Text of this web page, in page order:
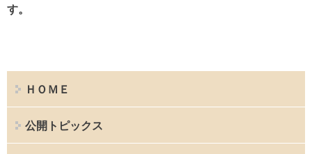
す。
ＨＯＭＥ
公開トピックス